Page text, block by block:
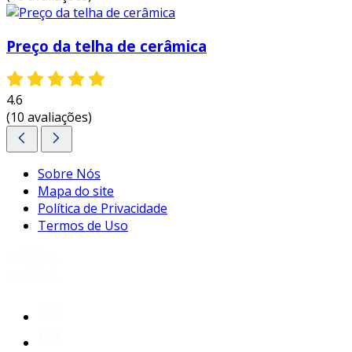
se você está interessado na instalação de
telhas paulistinha para seu projeto, não hesite
em buscar orçamentos detalhados e comparar
preços.
orçamento personalizado!
Preço da telha de cerâmica
4.6
(10 avaliações)
Sobre Nós
Mapa do site
Política de Privacidade
Termos de Uso